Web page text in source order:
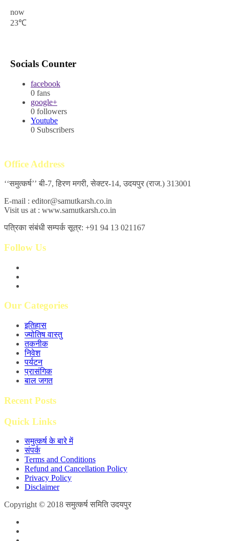
now
23℃
Socials Counter
facebook
0 fans
google+
0 followers
Youtube
0 Subscribers
Office Address
‘‘समुत्कर्ष’’ बी-7, हिरण मगरी, सेक्टर-14, उदयपुर (राज.) 313001
E-mail : editor@samutkarsh.co.in
Visit us at : www.samutkarsh.co.in
पत्रिका संबंधी सम्पर्क सूत्र: +91 94 13 021167
Follow Us
Our Categories
इतिहास
ज्योतिष वास्तु
तकनीक
निवेश
पर्यटन
प्रासंगिक
बाल जगत
Recent Posts
Quick Links
समुत्कर्ष के बारे में
संपर्क
Terms and Conditions
Refund and Cancellation Policy
Privacy Policy
Disclaimer
Copyright © 2018 समुत्कर्ष समिति उदयपुर